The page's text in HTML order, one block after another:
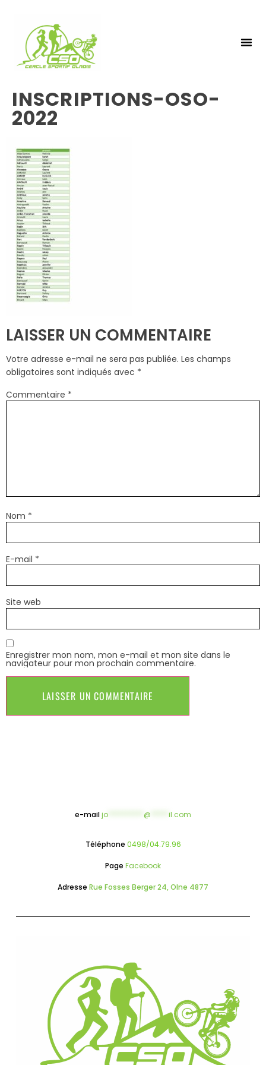
INSCRIPTIONS-OSO-
2022
LAISSER UN COMMENTAIRE
Votre adresse e-mail ne sera pas publiée. Les champs
obligatoires sont indiqués avec *
Commentaire *
Nom *
E-mail *
Site web
Enregistrer mon nom, mon e-mail et mon site dans le
navigateur pour mon prochain commentaire.
e-mailjo @ il.com
Téléphone 0498/04.79.96
Page Facebook
Adresse Rue Fosses Berger 24, Olne 4877